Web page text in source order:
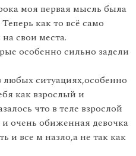
моя первая мысль была
как то всё само
свои места.
особенно сильно задели
любых ситуациях,особенно
как взрослый и
что в теле взрослой
очень обиженная девочка
и все м назло,а не так как